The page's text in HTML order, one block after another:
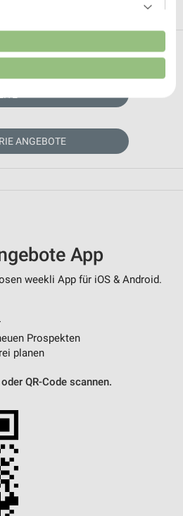
ANGEBOTE
App
weekli App für iOS & Android.
Prospekten
planen
QR-Code scannen.